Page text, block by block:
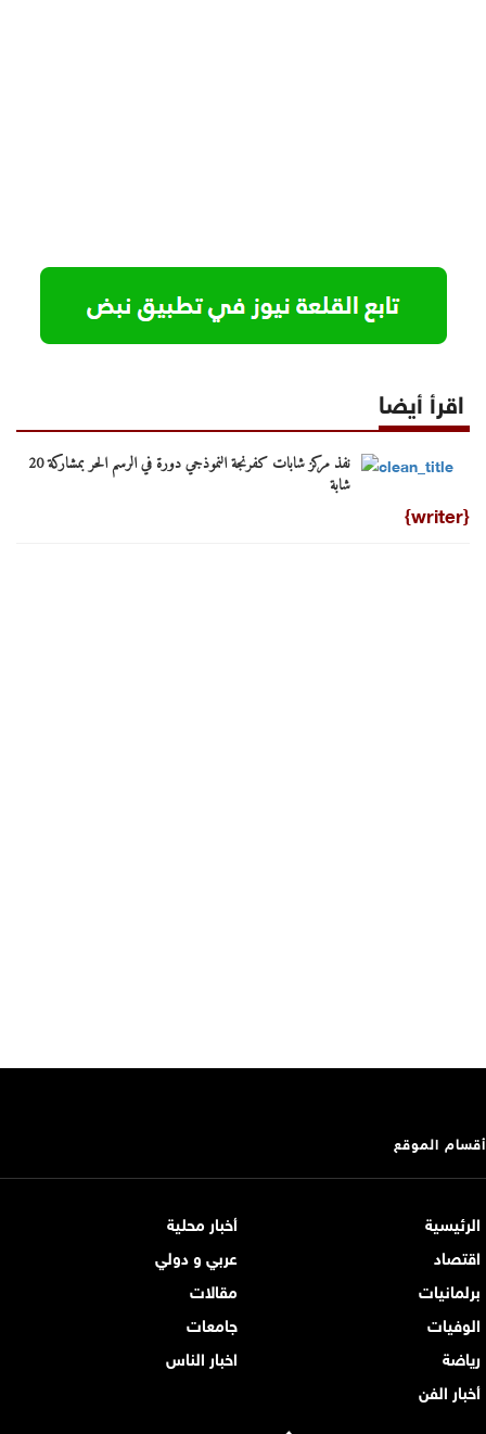
اقرأ أيضا
نفذ مركز شابات كفرنجة النموذجي دورة في الرسم الحر بمشاركة 20
شابة
{writer}
أقسام الموقع
الرئيسية
أخبار محلية
اقتصاد
عربي و دولي
برلمانيات
مقالات
الوفيات
جامعات
رياضة
اخبار الناس
أخبار الفن